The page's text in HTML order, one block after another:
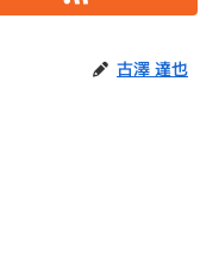
古澤 達也